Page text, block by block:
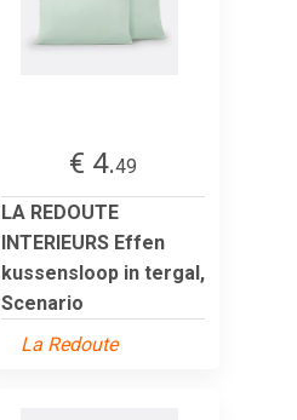
€ 4.49
LA REDOUTE
INTERIEURS Effen
kussensloop in tergal,
Scenario
La Redoute